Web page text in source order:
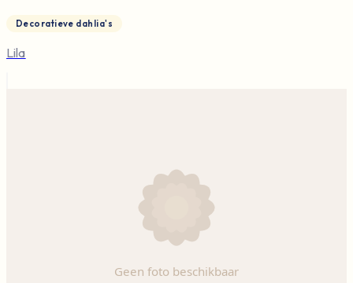
Decoratieve dahlia's
Lila